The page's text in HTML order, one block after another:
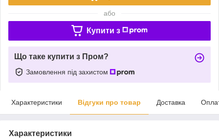
або
Купити з
Що таке купити з Пром?
Замовлення під захистом
Характеристики Відгуки про товар Доставка
Характеристики